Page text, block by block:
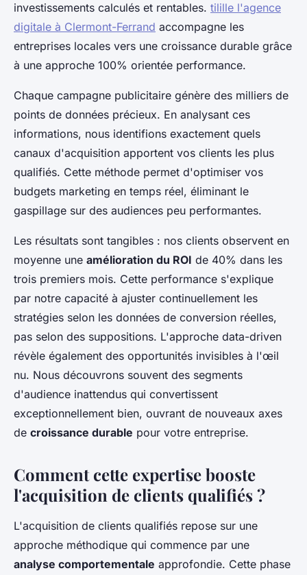
investissements calculés et rentables. tilille l'agence
digitale à Clermont-Ferrand accompagne les
entreprises locales vers une croissance durable grâce
à une approche 100% orientée performance.
Chaque campagne publicitaire génère des milliers de
points de données précieux. En analysant ces
informations, nous identifions exactement quels
canaux d'acquisition apportent vos clients les plus
qualifiés. Cette méthode permet d'optimiser vos
budgets marketing en temps réel, éliminant le
gaspillage sur des audiences peu performantes.
Les résultats sont tangibles : nos clients observent en
moyenne une amélioration du ROI de 40% dans les
trois premiers mois. Cette performance s'explique
par notre capacité à ajuster continuellement les
stratégies selon les données de conversion réelles,
pas selon des suppositions. L'approche data-driven
révèle également des opportunités invisibles à l'œil
nu. Nous découvrons souvent des segments
d'audience inattendus qui convertissent
exceptionnellement bien, ouvrant de nouveaux axes
de croissance durable pour votre entreprise.
Comment cette expertise booste
l'acquisition de clients qualifiés ?
L'acquisition de clients qualifiés repose sur une
approche méthodique qui commence par une
analyse comportementale approfondie. Cette phase